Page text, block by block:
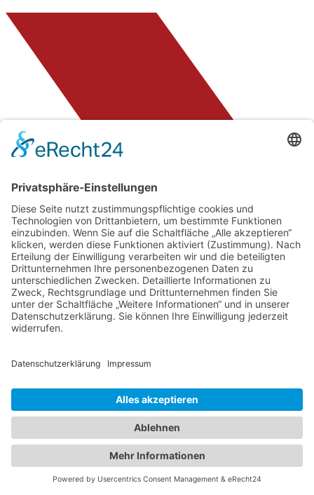
Bei unserer Suche nach einer passenden Wohnung hat uns das
Hechler & Twachtmann-Team sehr geholfen und unterstützt. Die
Mitarbeiter waren immer ansprechbar und haben uns bei Fragen
Von Kunden
189 Bewertungen
Authentizität
Kundenbewertungen und Erfahrungen zu
Hechler & Twachtmann Immobilien GmbH
14
ProvenExpert.com
175
Bewertungen von 3
anderen Quellen
Blick aufs ProvenExpert-Profil werfen